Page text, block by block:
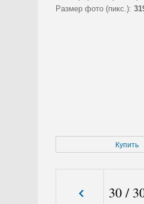
Размер фото (пикс.):
Купить
30/